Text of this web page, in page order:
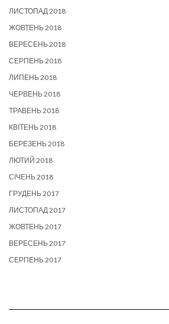
ЛИСТОПАД 2018
ЖОВТЕНЬ 2018
ВЕРЕСЕНЬ 2018
СЕРПЕНЬ 2018
ЛИПЕНЬ 2018
ЧЕРВЕНЬ 2018
ТРАВЕНЬ 2018
КВІТЕНЬ 2018
БЕРЕЗЕНЬ 2018
ЛЮТИЙ 2018
СІЧЕНЬ 2018
ГРУДЕНЬ 2017
ЛИСТОПАД 2017
ЖОВТЕНЬ 2017
ВЕРЕСЕНЬ 2017
СЕРПЕНЬ 2017